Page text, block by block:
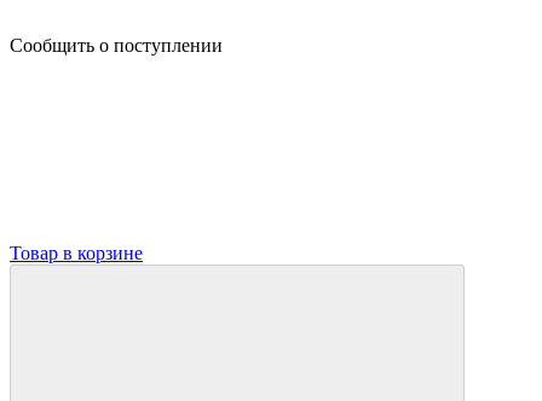
Сообщить о поступлении
Товар в корзине